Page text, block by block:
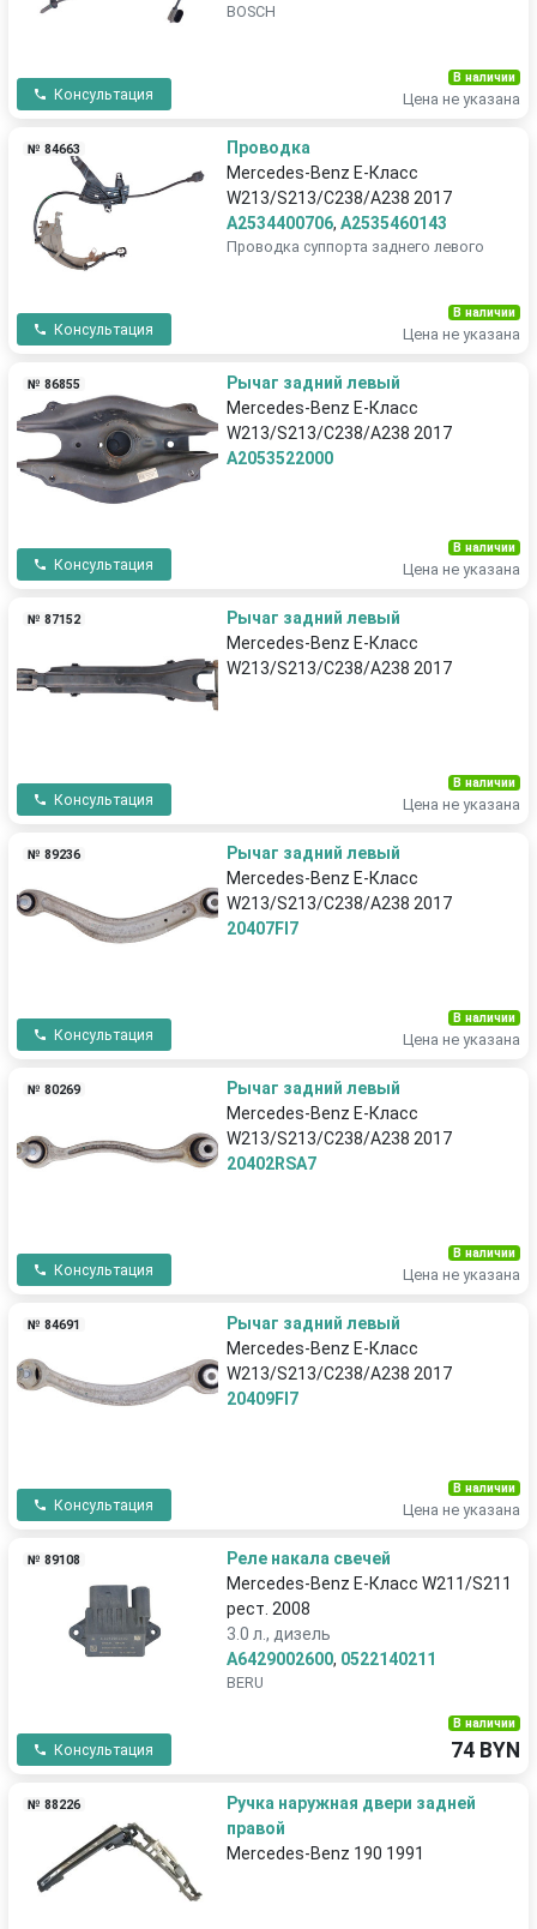
BOSCH
Консультация
В наличии
Цена не указана
№ 84663
Проводка
Mercedes-Benz E-Класс
W213/S213/C238/A238 2017
A2534400706, A2535460143
Проводка суппорта заднего левого
Консультация
В наличии
Цена не указана
№ 86855
Рычаг задний левый
Mercedes-Benz E-Класс
W213/S213/C238/A238 2017
A2053522000
Консультация
В наличии
Цена не указана
№ 87152
Рычаг задний левый
Mercedes-Benz E-Класс
W213/S213/C238/A238 2017
Консультация
В наличии
Цена не указана
№ 89236
Рычаг задний левый
Mercedes-Benz E-Класс
W213/S213/C238/A238 2017
20407FI7
Консультация
В наличии
Цена не указана
№ 80269
Рычаг задний левый
Mercedes-Benz E-Класс
W213/S213/C238/A238 2017
20402RSA7
Консультация
В наличии
Цена не указана
№ 84691
Рычаг задний левый
Mercedes-Benz E-Класс
W213/S213/C238/A238 2017
20409FI7
Консультация
В наличии
Цена не указана
№ 89108
Реле накала свечей
Mercedes-Benz E-Класс W211/S211
рест. 2008
3.0 л., дизель
A6429002600, 0522140211
BERU
Консультация
В наличии
74 BYN
№ 88226
Ручка наружная двери задней
правой
Mercedes-Benz 190 1991